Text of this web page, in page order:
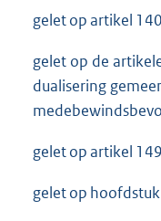
gelet op artikel
gelet op de
dualisering
gelet op artikel
gelet op